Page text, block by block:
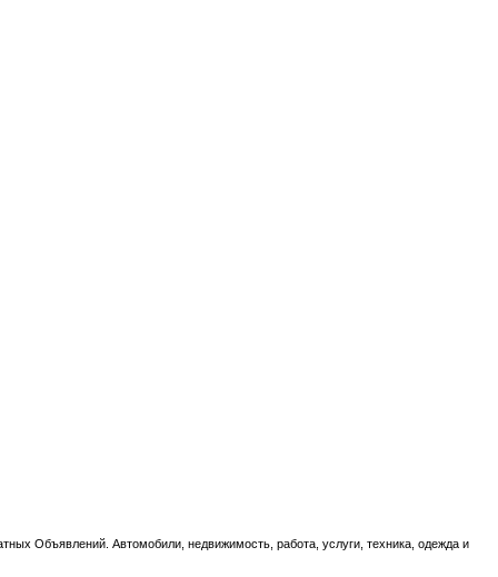
Объявлений. Автомобили, недвижимость, работа, услуги, техника, одежда и